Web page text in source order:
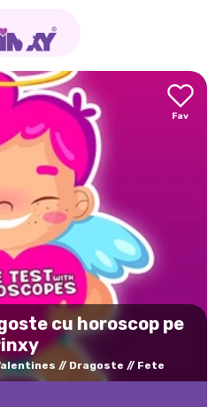
cu horoscop pe
Dragoste Fete